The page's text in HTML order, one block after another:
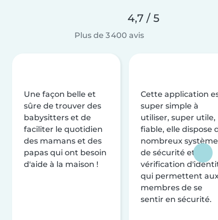
4,7 / 5
Plus de 3 400 avis
Une façon belle et
sûre de trouver des
babysitters et de
faciliter le quotidien
des mamans et des
papas qui ont besoin
d'aide à la maison !
Cette application
super simple à
utiliser, super utile,
fiable, elle dispose
nombreux
de sécurité et de
vérification
qui permettent
membres de se
sentir en sécurité.